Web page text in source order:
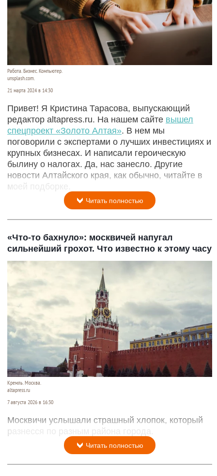
Работа. Бизнес. Компьютер.
unsplash.com.
21 марта 2024 в 14:30
Привет! Я Кристина Тарасова, выпускающий
редактор altapress.ru. На нашем сайте вышел
спецпроект «Золото Алтая». В нем мы
поговорили с экспертами о лучших инвестициях и
крупных бизнесах. И написали героическую
былину о налогах. Да, нас занесло. Другие
новости Алтайского края, как обычно, читайте в
моей подборке.
Читать полностью
«Что-то бахнуло»: москвичей напугал
сильнейший грохот. Что известно к этому часу
Кремль. Москва.
altapress.ru
7 августа 2026 в 16:30
Москвичи услышали страшный хлопок, который
разнесся по разным района города.
Читать полностью